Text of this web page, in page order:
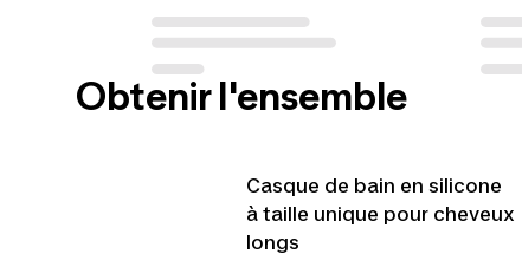
Obtenir l'ensemble
Casque de bain en silicone
à taille unique pour cheveux
longs